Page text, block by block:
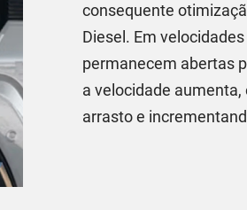
consequente
Diesel. Em
permanecem abertas
a velocidade
arrasto e